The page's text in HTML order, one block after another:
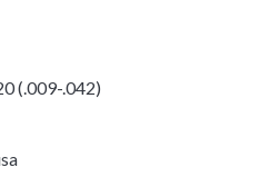
(.009-.042)